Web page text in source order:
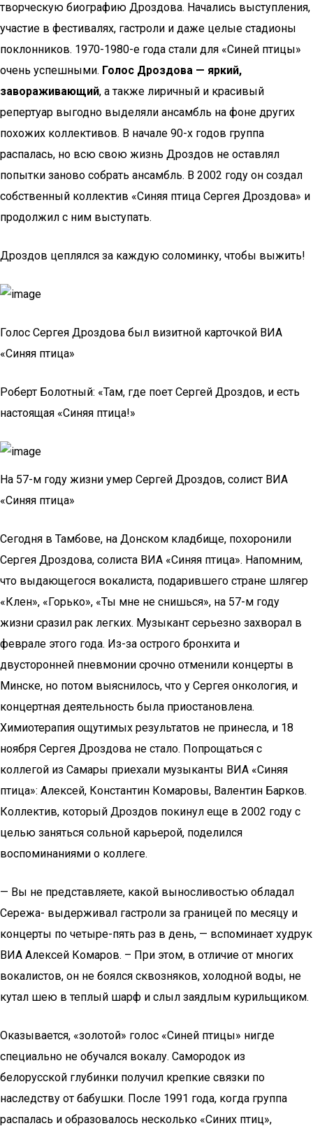
творческую биографию Дроздова. Начались выступления,
участие в фестивалях, гастроли и даже целые стадионы
поклонников. 1970-1980-е года стали для «Синей птицы»
очень успешными. Голос Дроздова — яркий,
завораживающий, а также лиричный и красивый
репертуар выгодно выделяли ансамбль на фоне других
похожих коллективов. В начале 90-х годов группа
распалась, но всю свою жизнь Дроздов не оставлял
попытки заново собрать ансамбль. В 2002 году он создал
собственный коллектив «Синяя птица Сергея Дроздова» и
продолжил с ним выступать.
Дроздов цеплялся за каждую соломинку, чтобы выжить!
Голос Сергея Дроздова был визитной карточкой ВИА
«Синяя птица»
Роберт Болотный: «Там, где поет Сергей Дроздов, и есть
настоящая «Синяя птица!»
На 57-м году жизни умер Сергей Дроздов, солист ВИА
«Синяя птица»
Сегодня в Тамбове, на Донском кладбище, похоронили
Сергея Дроздова, солиста ВИА «Синяя птица». Напомним,
что выдающегося вокалиста, подарившего стране шлягер
«Клен», «Горько», «Ты мне не снишься», на 57-м году
жизни сразил рак легких. Музыкант серьезно захворал в
феврале этого года. Из-за острого бронхита и
двусторонней пневмонии срочно отменили концерты в
Минске, но потом выяснилось, что у Сергея онкология, и
концертная деятельность была приостановлена.
Химиотерапия ощутимых результатов не принесла, и 18
ноября Сергея Дроздова не стало. Попрощаться с
коллегой из Самары приехали музыканты ВИА «Синяя
птица»: Алексей, Константин Комаровы, Валентин Барков.
Коллектив, который Дроздов покинул еще в 2002 году с
целью заняться сольной карьерой, поделился
воспоминаниями о коллеге.
— Вы не представляете, какой выносливостью обладал
Сережа- выдерживал гастроли за границей по месяцу и
концерты по четыре-пять раз в день, — вспоминает худрук
ВИА Алексей Комаров. – При этом, в отличие от многих
вокалистов, он не боялся сквозняков, холодной воды, не
кутал шею в теплый шарф и слыл заядлым курильщиком.
Оказывается, «золотой» голос «Синей птицы» нигде
специально не обучался вокалу. Самородок из
белорусской глубинки получил крепкие связки по
наследству от бабушки. После 1991 года, когда группа
распалась и образовалось несколько «Синих птиц»,